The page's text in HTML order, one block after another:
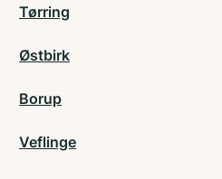
Tørring
Østbirk
Borup
Veflinge